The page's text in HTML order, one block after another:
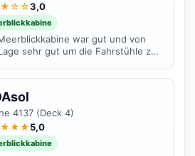
3,0
war gut und von
sehr gut um die Fahrstühle zu
4137 (Deck 4)
5,0